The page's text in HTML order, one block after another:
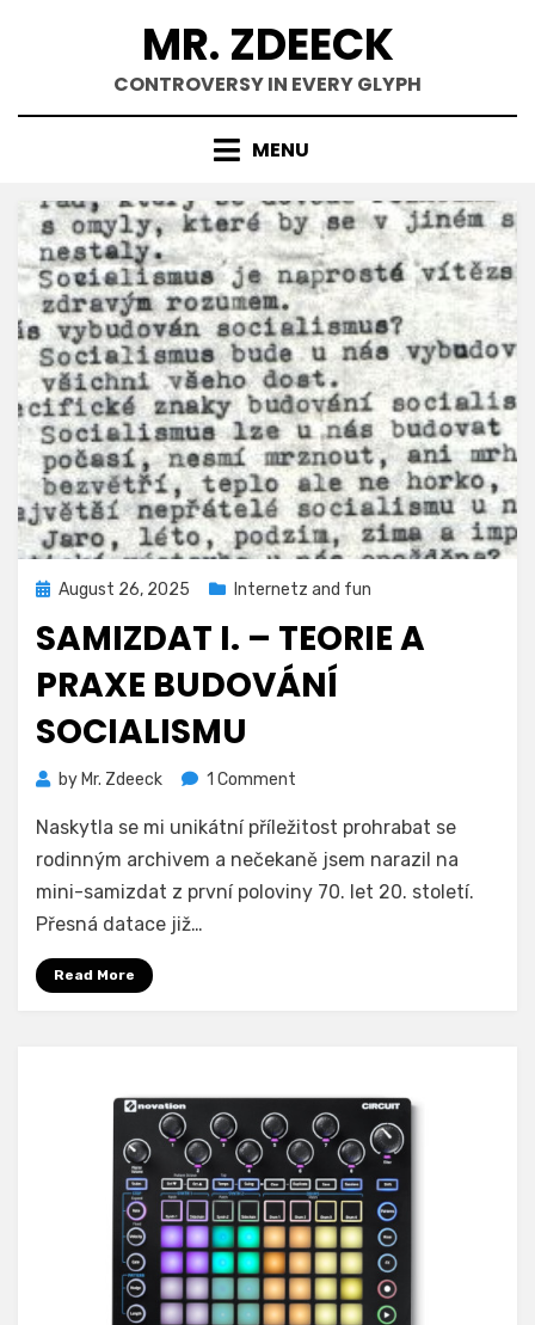
MR. ZDEECK
CONTROVERSY IN EVERY GLYPH
MENU
Posted
August 26, 2025 Internetz and fun
SAMIZDAT I. – TEORIE A
PRAXE BUDOVÁNÍ
SOCIALISMU
by Mr. Zdeeck 1 Comment
I.
–
Teorie
Naskytla se mi unikátní příležitost prohrabat se
rodinným archivem a nečekaně jsem narazil na
mini-samizdat z první poloviny 70. let 20. století.
Přesná datace již…
Read More